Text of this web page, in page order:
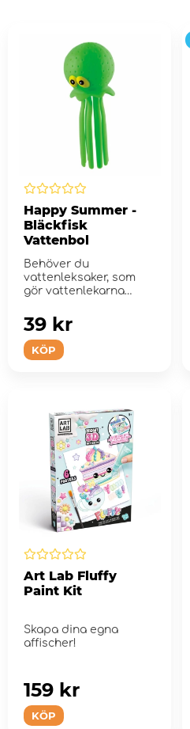
Happy Summer -
Bläckfisk
Vattenbol
Behöver du
vattenleksaker, som
gör vattenlekarna
KÖP
39 kr
Art Lab Fluffy
Paint Kit
Skapa dina egna
affischer!
KÖP
159 kr